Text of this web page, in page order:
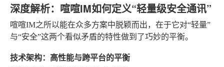
深度解析：喧喧IM如何定义“轻量级安全通讯”
喧喧IM之所以能在众多方案中脱颖而出，在于它对“轻量”
与“安全”这两个看似矛盾的特性做到了巧妙的平衡。
技术架构：高性能与跨平台的平衡